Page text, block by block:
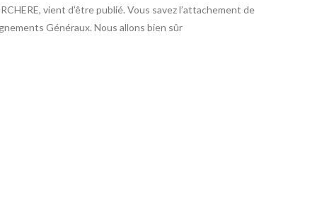
vient d’être publié. Vous savez l’attachement de
Généraux. Nous allons bien sûr